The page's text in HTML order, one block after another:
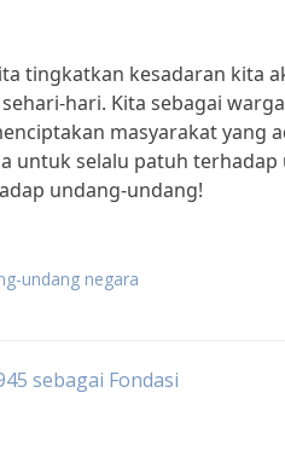
tingkatkan kesadaran kita
hari. Kita sebagai
masyarakat yang
untuk selalu patuh
undang-undang!
undang negara
sebagai Fondasi